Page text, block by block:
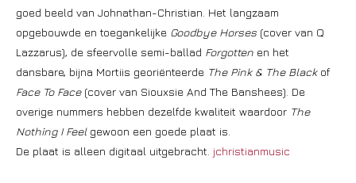
goed beeld van Johnathan-Christian. Het langzaam
opgebouwde en toegankelijke Goodbye Horses (cover van Q
Lazzarus), de sfeervolle semi-ballad Forgotten en het
dansbare, bijna Mortiis georiënteerde The Pink & The Blackof
Face To Face(cover van Siouxsie And The Banshees). De
overige nummers hebben dezelfde kwaliteit waardoor The
Nothing I Feelgewoon een goede plaat is.
De plaat is alleen digitaal uitgebracht. jchristianmusic